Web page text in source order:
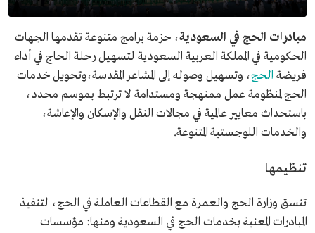
مبادرات الحج في السعودية، حزمة برامج متنوعة تقدمها الجهات
الحكومية في المملكة العربية السعودية لتسهيل رحلة الحاج في أداء
فريضة الحج، وتسهيل وصوله إلى المشاعر المقدسة،وتحويل خدمات
الحج لمنظومة عمل ممنهجة ومستدامة لا ترتبط بموسم محدد،
باستحداث معايير عالمية في مجالات النقل والإسكان والإعاشة،
والخدمات اللوجستية المتنوعة.
تنظيمها
تنسق وزارة الحج والعمرة مع القطاعات العاملة في الحج، لتنفيذ
المبادرات المعنية بخدمات الحج في السعودية ومنها: مؤسسات